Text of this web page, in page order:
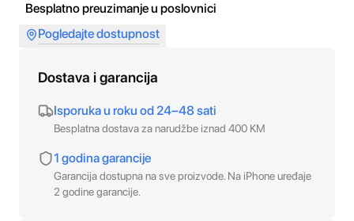
Besplatno preuzimanje u poslovnici
Pogledajte dostupnost
Dostava i garancija
Isporuka u roku od 24–48 sati
Besplatna dostava za narudžbe iznad 400 KM
1 godina garancije
Garancija dostupna na sve proizvode. Na iPhone uređaje
2 godine garancije.